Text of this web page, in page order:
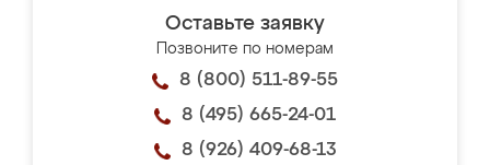
Оставьте заявку
Позвоните по номерам
8 (800) 511-89-55
8 (495) 665-24-01
8 (926) 409-68-13